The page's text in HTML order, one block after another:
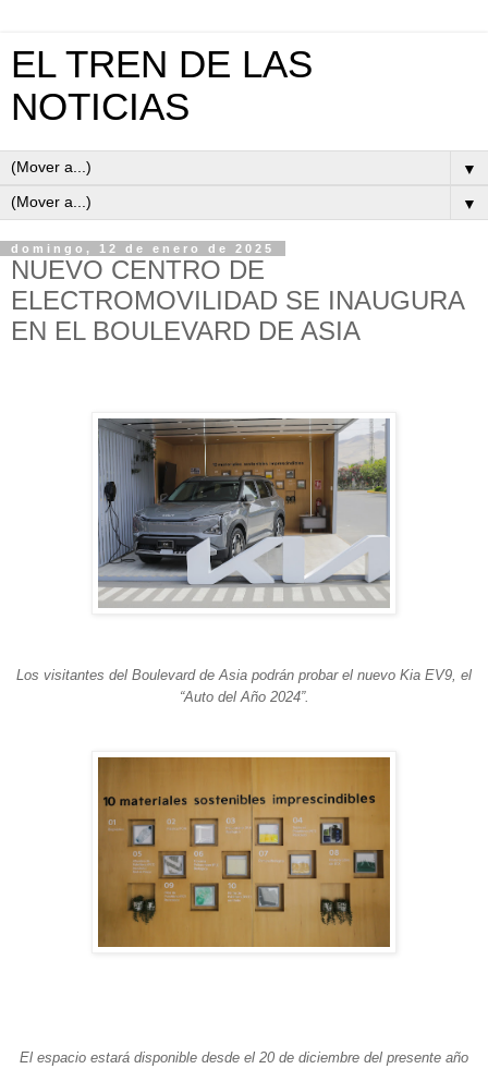
EL TREN DE LAS
NOTICIAS
▼
▼
domingo, 12 de enero de 2025
NUEVO CENTRO DE
ELECTROMOVILIDAD SE INAUGURA
EN EL BOULEVARD DE ASIA
Los visitantes del Boulevard de Asia podrán probar el nuevo Kia EV9, el
“Auto del Año 2024”.
El espacio estará disponible desde el 20 de diciembre del presente año